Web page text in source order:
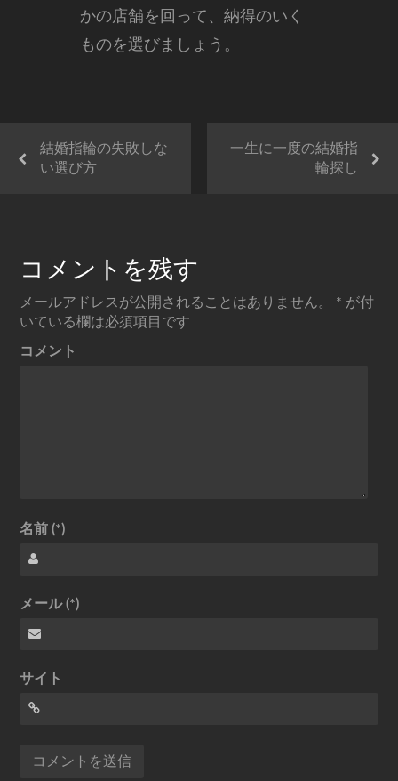
かの店舗を回って、納得のいく
ものを選びましょう。
結婚指輪の失敗しな
い選び方
一生に一度の結婚指
輪探し
コメントを残す
メールアドレスが公開されることはありません。 * が付
いている欄は必須項目です
コメント
名前 (*)
メール (*)
サイト